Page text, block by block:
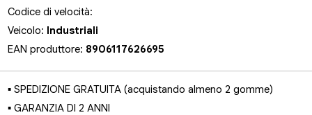
Codice di velocità:
Veicolo: Industriali
EAN produttore: 8906117626695
▪ SPEDIZIONE GRATUITA (acquistando almeno 2 gomme)
▪ GARANZIA DI 2 ANNI